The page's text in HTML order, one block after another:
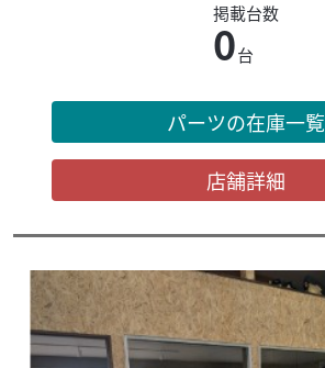
掲載台数
0台
パーツの在庫一覧
店舗詳細